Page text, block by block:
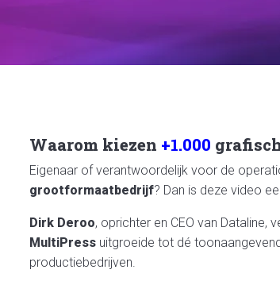
Waarom kiezen +1.000
Eigenaar of verantwoordelijk voor de
grootformaatbedrijf? Dan is deze video
Dirk Deroo, oprichter en CEO van Dataline,
MultiPress uitgroeide tot dé
productiebedrijven.